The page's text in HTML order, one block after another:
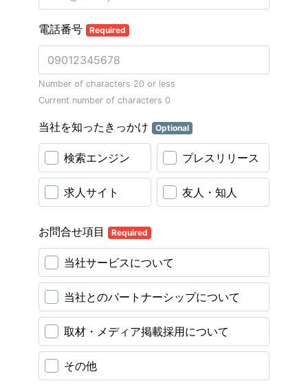
電話番号 Required
Number of characters 20 or less
Current number of characters 0
当社を知ったきっかけ Optional
検索エンジン プレスリリース
求人サイト 友人・知人
お問合せ項目 Required
当社サービスについて
当社とのパートナーシップについて
取材・メディア掲載採用について
その他